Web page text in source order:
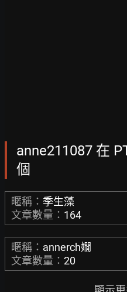
anne211087 在
個
暱稱： 季生藻
文章數量： 164
暱稱： annerch嫺
文章數量： 20